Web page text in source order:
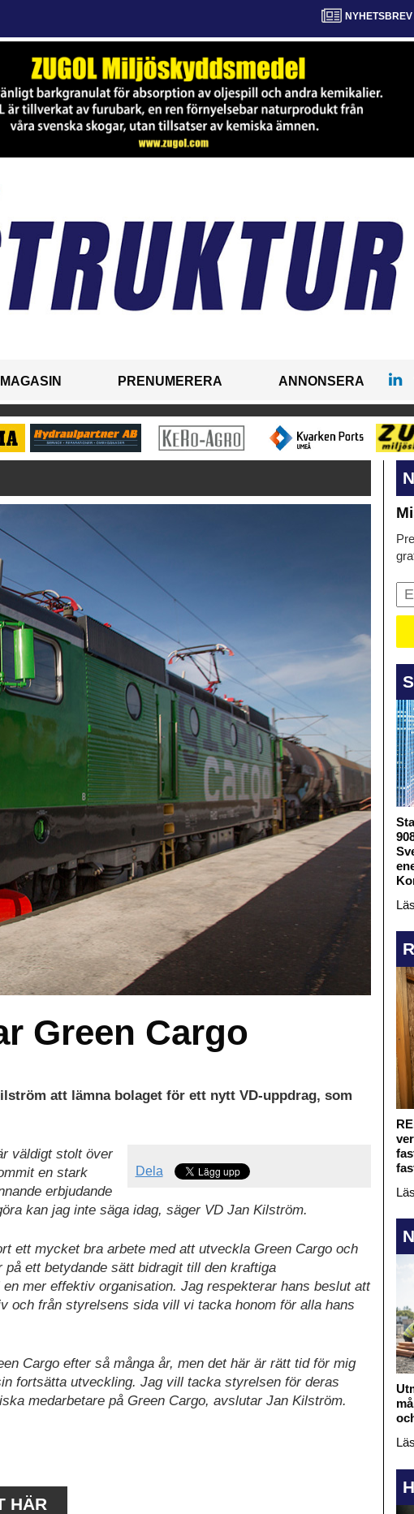
NYHETSBREV
PRENUMERERA ANNONSERA
Green Cargo
att lämna bolaget för ett nytt VD-uppdrag, som
Dela
väldigt stolt över
en stark
erbjudande
kan jag inte säga idag, säger VD Jan Kilström.
ett mycket bra arbete med att utveckla Green Cargo och
ett betydande sätt bidragit till den kraftiga
mer effektiv organisation. Jag respekterar hans beslut att
och från styrelsens sida vill vi tacka honom för alla hans
Cargo efter så många år, men det här är rätt tid för mig
fortsätta utveckling. Jag vill tacka styrelsen för deras
medarbetare på Green Cargo, avslutar Jan Kilström.
HÄR